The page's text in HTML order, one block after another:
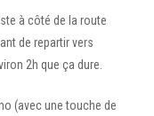
à côté de la route
de repartir vers
2h que ça dure.
(avec une touche de